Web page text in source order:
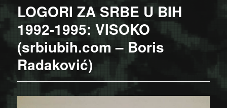
LOGORI ZA SRBE U BIH
1992-1995: VISOKO
(srbiubih.com – Boris
Radaković)